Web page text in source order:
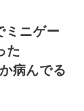
ミニゲー
た
病んでる